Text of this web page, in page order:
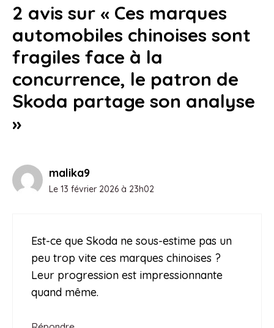
2 avis sur « Ces marques
automobiles chinoises sont
fragiles face à la
concurrence, le patron de
Skoda partage son analyse
»
malika9
Le 13 février 2026 à 23h02
Est-ce que Skoda ne sous-estime pas un
peu trop vite ces marques chinoises ?
Leur progression est impressionnante
quand même.